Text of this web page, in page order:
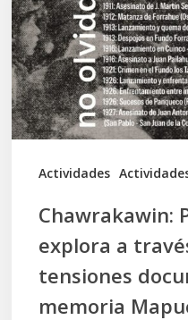
Actividades
través
del
arte
las
tensiones
documentales
memoria
Mapuche
Chawrakawin:
explora a
tensiones
memoria